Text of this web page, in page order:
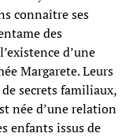
connaître ses
des
d’une
Margarete. Leurs
secrets familiaux,
née d’une relation
enfants issus de